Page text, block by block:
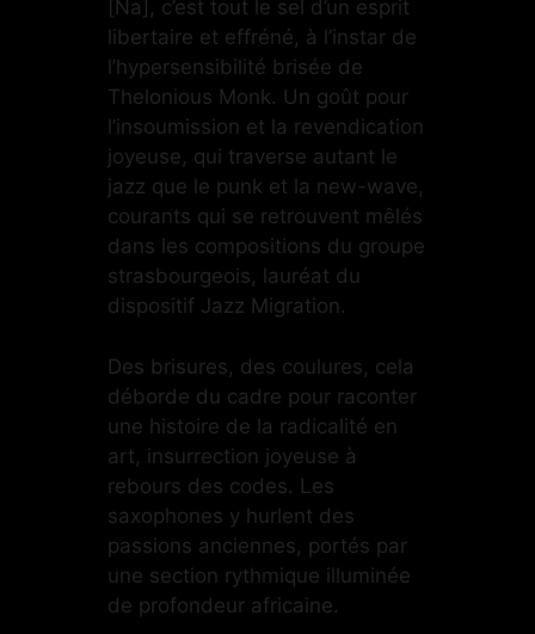
[Na], c’est tout le sel d’un esprit
libertaire et effréné, à l’instar de
l’hypersensibilité brisée de
Thelonious Monk. Un goût pour
l’insoumission et la revendication
joyeuse, qui traverse autant le
jazz que le punk et la new-wave,
courants qui se retrouvent mêlés
dans les compositions du groupe
strasbourgeois, lauréat du
dispositif Jazz Migration.
Des brisures, des coulures, cela
déborde du cadre pour raconter
une histoire de la radicalité en
art, insurrection joyeuse à
rebours des codes. Les
saxophones y hurlent des
passions anciennes, portés par
une section rythmique illuminée
de profondeur africaine.